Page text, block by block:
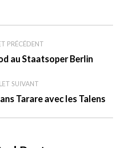
PRÉCÉDENT
Onglet
précédent
au Staatsoper Berlin
SUIVANT
Onglet
suivant
Tarare avec les Talens